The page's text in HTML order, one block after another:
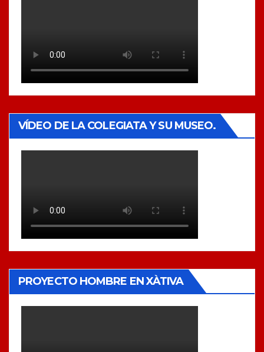
VÍDEO DE LA COLEGIATA Y SU MUSEO.
PROYECTO HOMBRE EN XÀTIVA